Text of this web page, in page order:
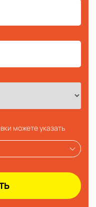
можете указать